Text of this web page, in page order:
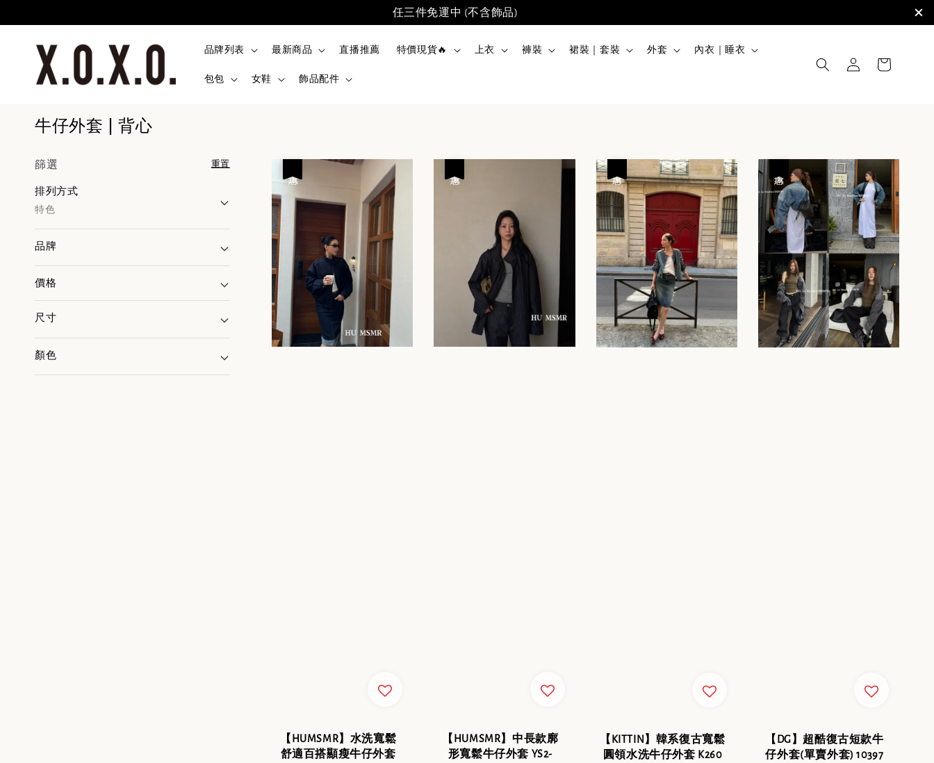
任三件免運中 (不含飾品)
品牌列表 最新商品 直播推薦 特價現貨🔥 上衣 褲裝 裙裝｜套裝 外套 內衣｜睡衣
包包 女鞋 飾品配件
牛仔外套 | 背心
篩選 重置
排列方式
特色
品牌
價格
尺寸
顏色
【HUMSMR】水洗寬鬆
舒適百搭顯瘦牛仔外套
【HUMSMR】中長款廓
形寬鬆牛仔外套 YS2-
【KITTIN】韓系復古寬鬆
圓領水洗牛仔外套 K260
【DG】超酷復古短款牛
仔外套(單賣外套) 10397